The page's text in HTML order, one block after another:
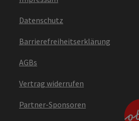
Datenschutz
Barrierefreiheitserklärung
AGBs
Vertrag widerrufen
Partner-Sponsoren